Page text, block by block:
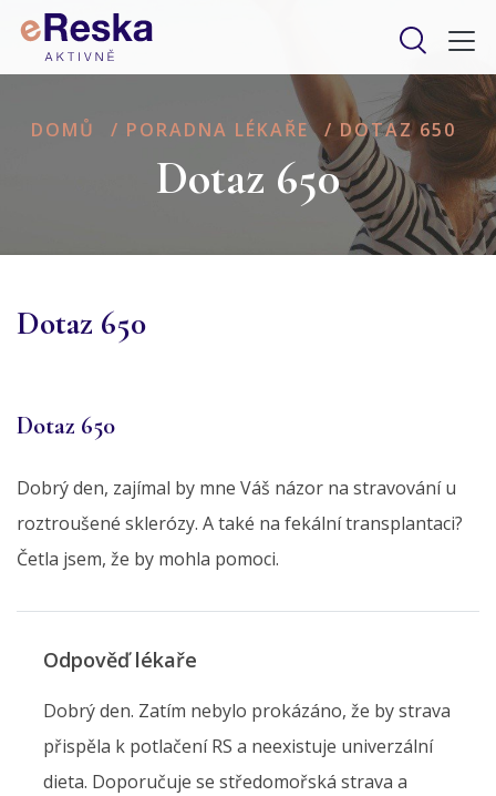
DOMŮ / PORADNA LÉKAŘE / DOTAZ 650
Dotaz 650
Dotaz 650
Dotaz 650
Dobrý den, zajímal by mne Váš názor na stravování u
roztroušené sklerózy. A také na fekální transplantaci?
Četla jsem, že by mohla pomoci.
Odpověď lékaře
Dobrý den. Zatím nebylo prokázáno, že by strava
přispěla k potlačení RS a neexistuje univerzální
dieta. Doporučuje se středomořská strava a